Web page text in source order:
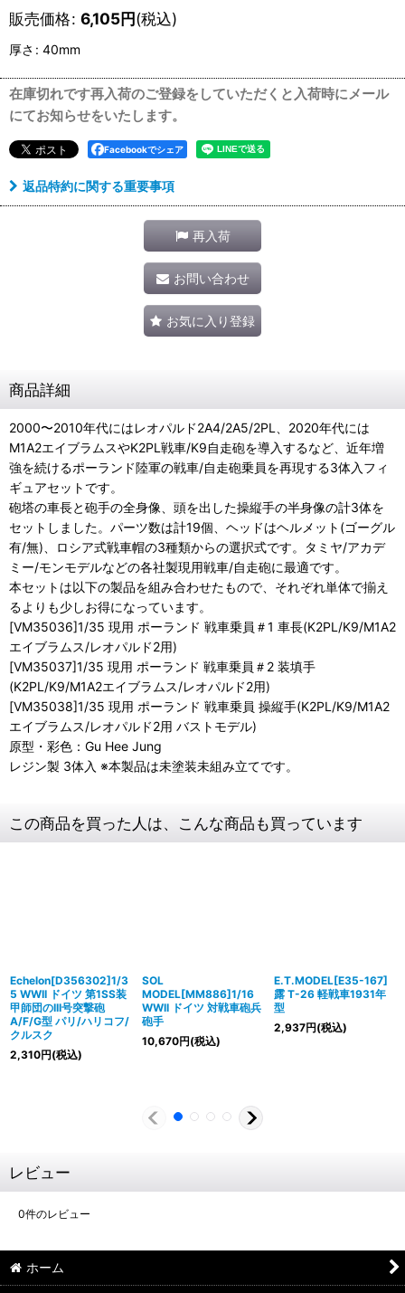
販売価格: 6,105円(税込)
厚さ : 40mm
在庫切れです再入荷のご登録をしていただくと入荷時にメール
にてお知らせをいたします。
Facebookでシェア
返品特約に関する重要事項
再入荷
お問い合わせ
お気に入り登録
商品詳細
2000〜2010年代にはレオパルド2A4/2A5/2PL、2020年代には
M1A2エイブラムスやK2PL戦車/K9自走砲を導入するなど、近年増
強を続けるポーランド陸軍の戦車/自走砲乗員を再現する3体入フィ
ギュアセットです。
砲塔の車長と砲手の全身像、頭を出した操縦手の半身像の計3体を
セットしました。パーツ数は計19個、ヘッドはヘルメット(ゴーグル
有/無)、ロシア式戦車帽の3種類からの選択式です。タミヤ/アカデ
ミー/モンモデルなどの各社製現用戦車/自走砲に最適です。
本セットは以下の製品を組み合わせたもので、それぞれ単体で揃え
るよりも少しお得になっています。
[VM35036]1/35 現用 ポーランド 戦車乗員＃1 車長(K2PL/K9/M1A2
エイブラムス/レオパルド2用)
[VM35037]1/35 現用 ポーランド 戦車乗員＃2 装填手
(K2PL/K9/M1A2エイブラムス/レオパルド2用)
[VM35038]1/35 現用 ポーランド 戦車乗員 操縦手(K2PL/K9/M1A2
エイブラムス/レオパルド2用 バストモデル)
原型・彩色：Gu Hee Jung
レジン製 3体入 ※本製品は未塗装未組み立てです。
この商品を買った人は、こんな商品も買っています
Echelon[D356302]1/3
5 WWII ドイツ 第1SS装
甲師団のIII号突撃砲
A/F/G型 パリ/ハリコフ/
クルスク
2,310円(税込)
SOL
MODEL[MM886]1/16
WWII ドイツ 対戦車砲兵
砲手
10,670円(税込)
E.T.MODEL[E35-167]
露 T-26 軽戦車1931年
型
2,937円(税込)
レビュー
0件のレビュー
ホーム